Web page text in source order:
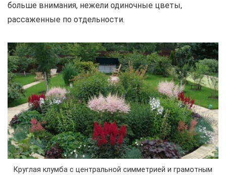
больше внимания, нежели одиночные цветы,
рассаженные по отдельности.
Круглая клумба с центральной симметрией и грамотным